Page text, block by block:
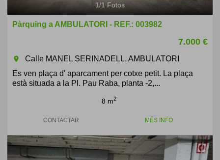
1/1 Fotos
Pàrquing a AMBULATORI - REF.: 003982
7.000 €
room
Calle MANEL SERINADELL, AMBULATORI
Es ven plaça d' aparcament per cotxe petit. La plaça
està situada a la Pl. Pau Raba, planta -2,...
8 m2
CONTACTAR MÉS INFO